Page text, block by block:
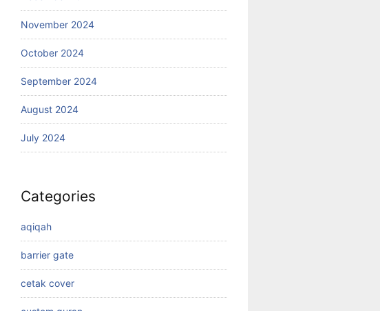
November 2024
October 2024
September 2024
August 2024
July 2024
Categories
aqiqah
barrier gate
cetak cover